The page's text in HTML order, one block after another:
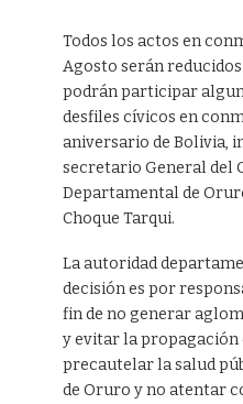
Todos los actos en
Agosto serán
podrán participar
desfiles cívicos en
aniversario de Bolivia,
secretario General del
Departamental de
Choque Tarqui.
La autoridad
decisión es por
fin de no generar
y evitar la propagación
precautelar la salud
de Oruro y no atentar